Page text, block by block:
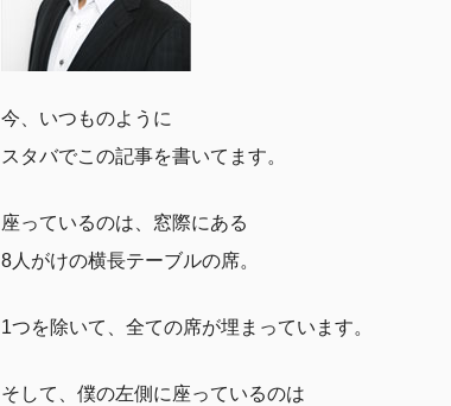
今、いつものように
スタバでこの記事を書いてます。
座っているのは、窓際にある
8人がけの横長テーブルの席。
1つを除いて、全ての席が埋まっています。
そして、僕の左側に座っているのは